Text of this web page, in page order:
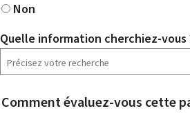
Non
Quelle information cherchiez-vous
Comment évaluez-vous cette